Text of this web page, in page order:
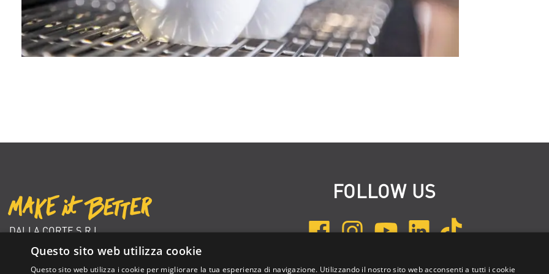
DALLA CORTE S.R.L.
VIA ZAMBELETTI 10
FOLLOW US
Questo sito web utilizza cookie
Questo sito web utilizza i cookie per migliorare la tua esperienza di navigazione. Utilizzando il nostro sito web acconsenti a tutti i cookie